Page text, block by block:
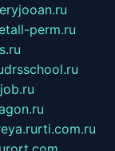
perm.ru
drsschool.ru
rti.com.ru